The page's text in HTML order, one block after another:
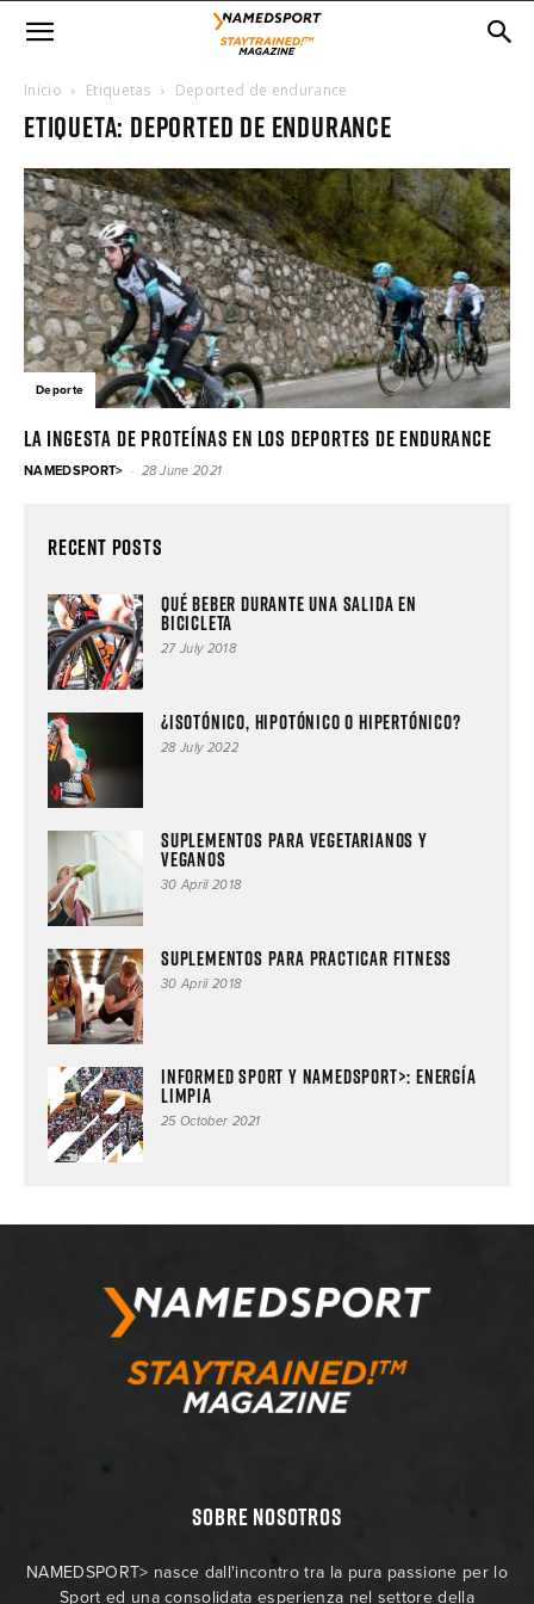
Inicio Etiquetas Deported de endurance
Etiqueta: deported de endurance
Deporte
La ingesta de proteínas en los deportes de endurance
NAMEDSPORT> - 28 June 2021
Recent Posts
Qué beber durante una salida en
bicicleta
27 July 2018
¿ISOTÓNICO, HIPOTÓNICO O HIPERTÓNICO?
28 July 2022
Suplementos para vegetarianos y
veganos
30 April 2018
Suplementos para practicar fitness
30 April 2018
Informed Sport y NAMEDSPORT>: energía
limpia
25 October 2021
SOBRE NOSOTROS
NAMEDSPORT> nasce dall'incontro tra la pura passione per lo
Sport ed una consolidata esperienza nel settore della